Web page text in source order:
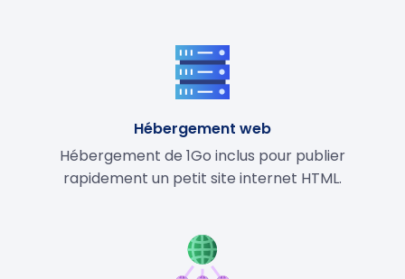
Hébergement web
Hébergement de 1Go inclus pour publier
rapidement un petit site internet HTML.